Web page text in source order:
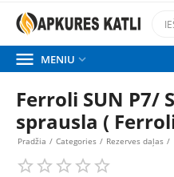
 MENIU 
Ferroli SUN P7/
sprausla (
Pradžia / Categories / Rezerves daļas /